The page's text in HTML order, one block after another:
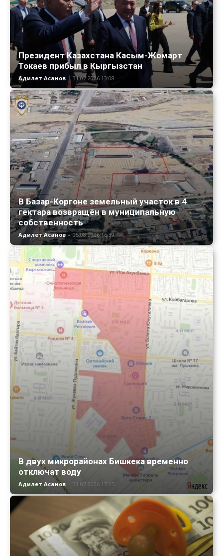
Президент Казахстана Касым-Жомарт
Токаев прибыл в Кыргызстан
Адилет Асанов - 31.07.2026 13:08
В Базар-Коргоне земельный участок в 4
гектара возвращён в муниципальную
собственность
Адилет Асанов - 05.08.2026 16:39
В двух микрорайонах Бишкека временно
отключат воду
Адилет Асанов - 31.07.2026 17:25